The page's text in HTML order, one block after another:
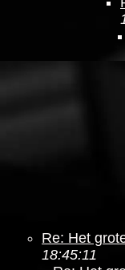
Re: Het
18:45:11